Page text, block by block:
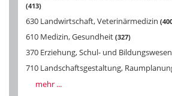
413
630 Landwirtschaft, Veterinärmedizin
610 Medizin, Gesundheit 327
370 Erziehung, Schul- und Bildungswesen
710 Landschaftsgestaltung,
mehr ...